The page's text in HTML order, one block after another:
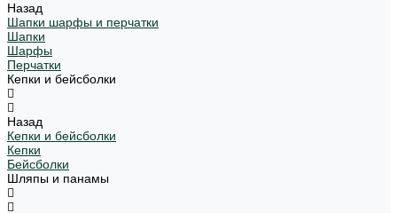
Назад
Шапки шарфы и перчатки
Шапки
Шарфы
Перчатки
Кепки и бейсболки
Назад
Кепки и бейсболки
Кепки
Бейсболки
Шляпы и панамы